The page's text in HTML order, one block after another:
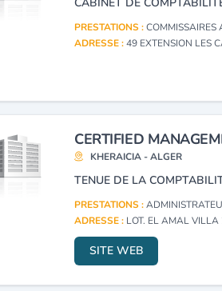
PRESTATIONS :COMMISSAIRES
ADRESSE :49 EXTENSION LES
CERTIFIED
KHERAICIA - ALGER
PRESTATIONS :
ADRESSE : LOT. EL AMAL
SITE WEB